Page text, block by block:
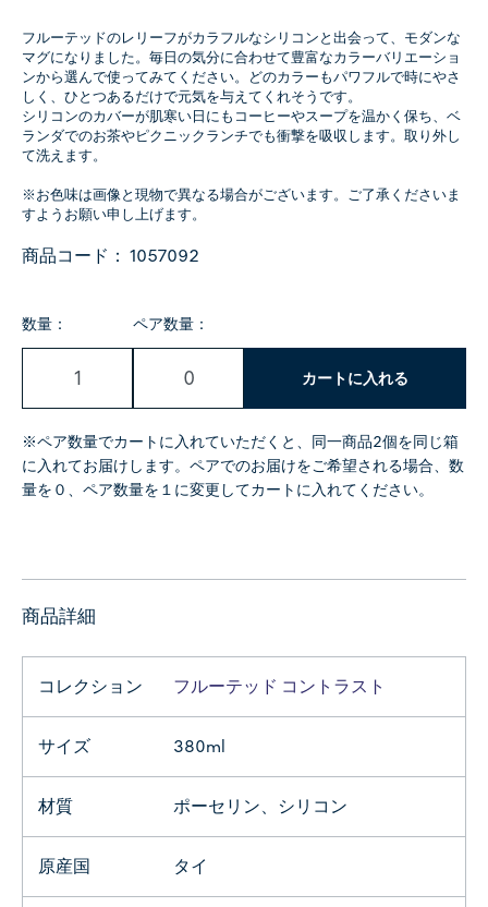
フルーテッドのレリーフがカラフルなシリコンと出会って、モダンな
マグになりました。毎日の気分に合わせて豊富なカラーバリエーショ
ンから選んで使ってみてください。どのカラーもパワフルで時にやさ
しく、ひとつあるだけで元気を与えてくれそうです。
シリコンのカバーが肌寒い日にもコーヒーやスープを温かく保ち、ベ
ランダでのお茶やピクニックランチでも衝撃を吸収します。取り外し
て洗えます。
※お色味は画像と現物で異なる場合がございます。ご了承くださいま
すようお願い申し上げます。
商品コード： 1057092
数量： ペア数量：
カートに入れる
※ペア数量でカートに入れていただくと、同一商品2個を同じ箱
に入れてお届けします。ペアでのお届けをご希望される場合、数
量を０、ペア数量を１に変更してカートに入れてください。
商品詳細
コレクション フルーテッド コントラスト
サイズ 380ml
材質 ポーセリン、シリコン
原産国 タイ